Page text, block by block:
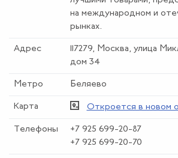
на международном и
рынках.
Адрес
117279, Москва, улица
дом 34
Метро Беляево
Карта Откроется в новом
Телефоны
+7 925 699-20-87
+7 925 699-20-70